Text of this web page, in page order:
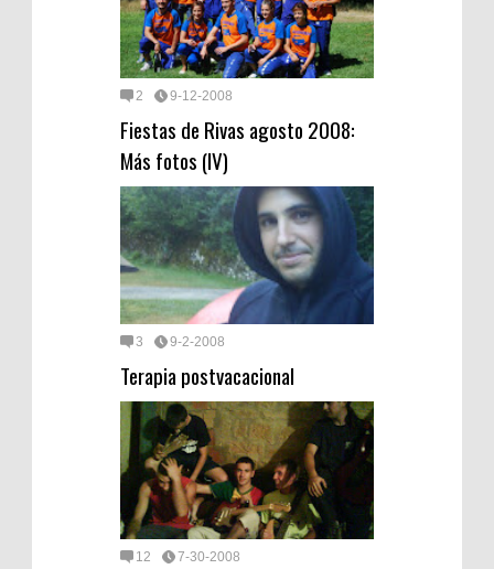
2 9-12-2008
Fiestas de Rivas agosto 2008:
Más fotos (IV)
3 9-2-2008
Terapia postvacacional
12 7-30-2008